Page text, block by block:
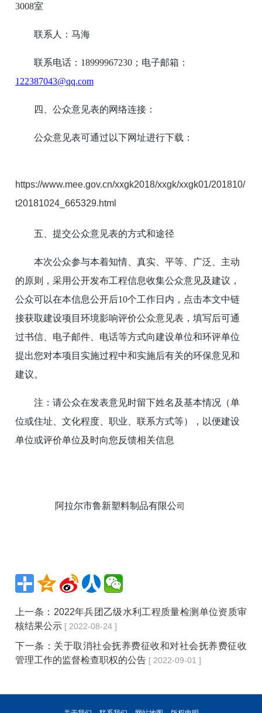
3008室
联系人：马海
联系电话：18999967230；电子邮箱：
122387043@qq.com
四、公众意见表的网络连接：
公众意见表可通过以下网址进行下载：
https://www.mee.gov.cn/xxgk2018/xxgk/xxgk01/201810/
t20181024_665329.html
五、提交公众意见表的方式和途径
本次公众参与本着知情、真实、平等、广泛、主动
的原则，采用公开发布工程信息收集公众意见及建议，
公众可以在本信息公开后10个工作日内，点击本文中链
接获取建设项目环境影响评价公众意见表，填写后可通
过书信、电子邮件、电话等方式向建设单位和环评单位
提出您对本项目实施过程中和实施后有关的环保意见和
建议。
注：请公众在发表意见时留下姓名及基本情况（单
位或住址、文化程度、职业、联系方式等），以便建设
单位或评价单位及时向您反馈相关信息
阿拉尔市鲁新塑料制品有限公司
上一条： 2022年兵团乙级水利工程质量检测单位资质审
核结果公示 [ 2022-08-24 ]
下一条： 关于取消社会抚养费征收和对社会抚养费征收
管理工作的监督检查职权的公告 [ 2022-09-01 ]